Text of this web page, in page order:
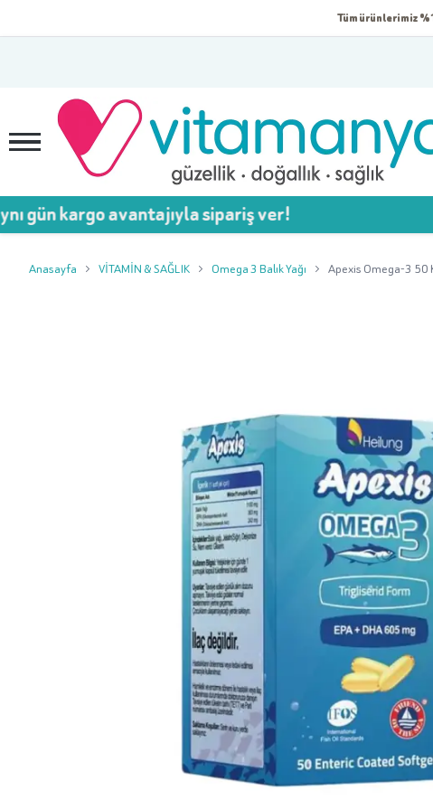
Tüm ürünlerimiz
avantajıyla sipariş ver!
Anasayfa VİTAMİN & SAĞLIK Omega 3 Balık Yağı Apexis Omega-3 50